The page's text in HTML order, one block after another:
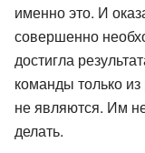
именно это. И
совершенно
достигла
команды только
не являются. Им
делать.